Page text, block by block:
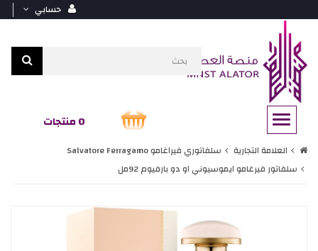
حسابي
0 منتجات
العلامة التجارية
سلفاتوري فيراغامو Salvatore Ferragamo
سلفاتور فيرغامو ايموسيوني او دو بارفيوم 92مل